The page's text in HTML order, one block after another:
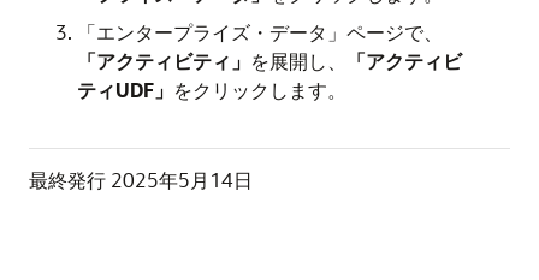
「エンタープライズ・データ」ページで、
「アクティビティ」 を展開し、
「アクティビ
ティUDF」 をクリックします。
最終発行 2025年5月14日